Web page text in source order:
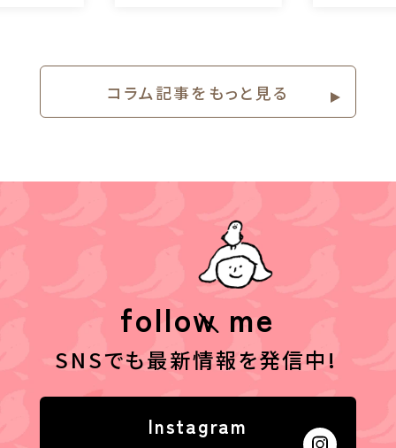
コラム記事をもっと⾒る
follow me
SNSでも最新情報を発信中!
Instagram